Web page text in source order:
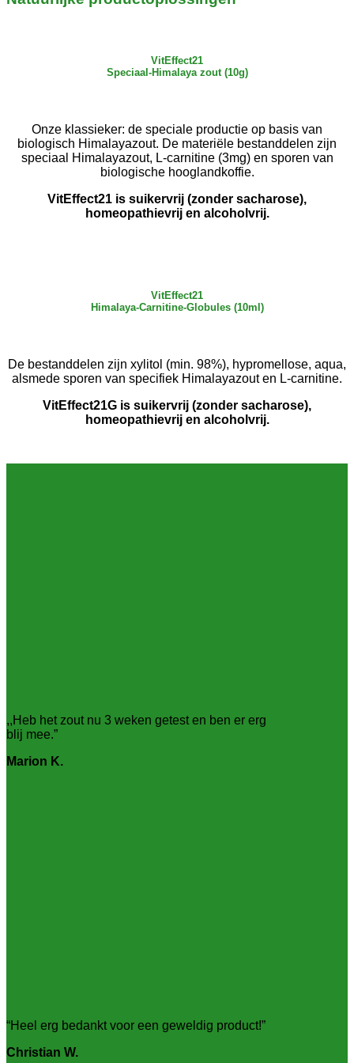
VitEffect21
Speciaal-Himalaya zout (10g)
Onze klassieker: de speciale productie op basis van
biologisch Himalayazout. De materiële bestanddelen zijn
speciaal Himalayazout, L-carnitine (3mg) en sporen van
biologische hooglandkoffie.
VitEffect21 is suikervrij (zonder sacharose),
homeopathievrij en alcoholvrij.
VitEffect21
Himalaya-Carnitine-Globules (10ml)
De bestanddelen zijn xylitol (min. 98%), hypromellose, aqua,
alsmede sporen van specifiek Himalayazout en L-carnitine.
VitEffect21G is suikervrij (zonder sacharose),
homeopathievrij en alcoholvrij.
,,Heb het zout nu 3 weken getest en ben er erg
blij mee.”
Marion K.
“Heel erg bedankt voor een geweldig product!”
Christian W.